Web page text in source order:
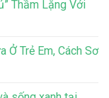
Thầm Lặng Với
Ở Trẻ Em, Cách Sơ